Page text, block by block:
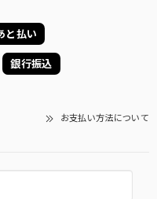
と払い
銀行振込
お支払い方法について